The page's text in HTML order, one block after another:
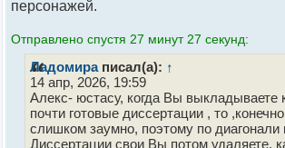
персонажей.
Отправлено спустя 27 минут 27 секунд:
Ладомираписал(а): ↑
14 апр, 2026, 19:59
Алекс- юстасу, когда Вы выкладываете
почти готовые диссертации , то
слишком заумно, поэтому по диагонали
Диссертации свои Вы потом удаляете,